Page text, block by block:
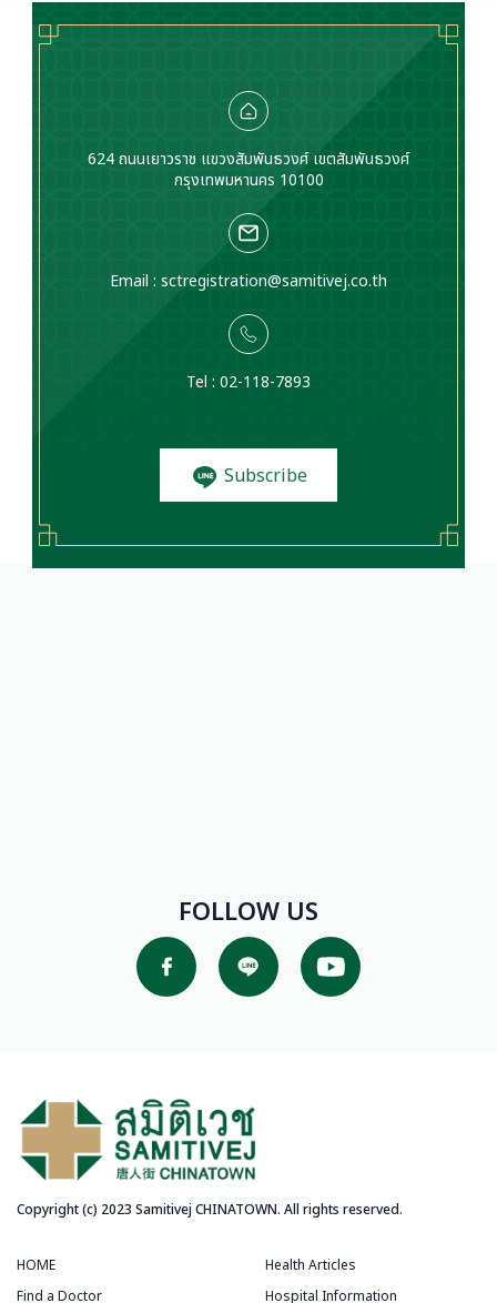
624 ถนนเยาวราช แขวงสัมพันธวงศ์ เขตสัมพันธวงศ์
กรุงเทพมหานคร 10100
Email : sctregistration@samitivej.co.th
Tel : 02-118-7893
Subscribe
FOLLOW US
Copyright (c) 2023 Samitivej CHINATOWN. All rights reserved.
HOME
Find a Doctor
Health Articles
Hospital Information